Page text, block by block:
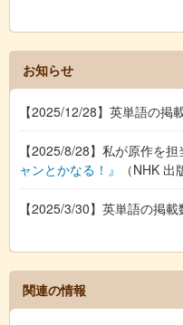
お知らせ
【2025/12/28】英単語の掲
【2025/8/28】私が原作を担
ャンとかなる！』
（NHK
【2025/3/30】英単語の掲
関連の情報